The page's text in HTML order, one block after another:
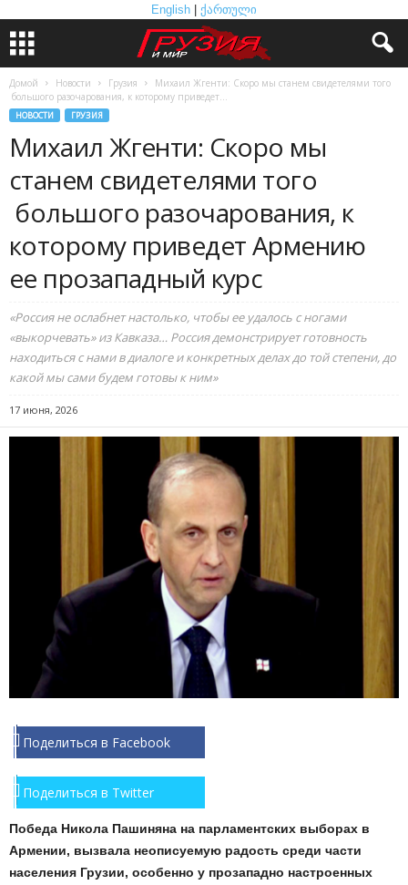
English ქართული
Домой Новости Грузия
Михаил Жгенти: Скоро мы станем свидетелями того
большого разочарования, к которому приведет...
НОВОСТИ ГРУЗИЯ
Михаил Жгенти: Скоро мы
станем свидетелями того
большого разочарования, к
которому приведет Армению
ее прозападный курс
«Россия не ослабнет настолько, чтобы ее удалось с ногами
«выкорчевать» из Кавказа… Россия демонстрирует готовность
находиться с нами в диалоге и конкретных делах до той степени, до
какой мы сами будем готовы к ним»
17 июня, 2026
Поделиться в Facebook
Поделиться в Twitter
Победа Никола Пашиняна на парламентских выборах в
Армении, вызвала неописуемую радость среди части
населения Грузии, особенно у прозападно настроенных